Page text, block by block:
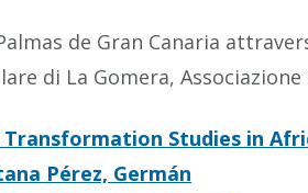
de Gran Canaria
di La Gomera,
Studies in
Pérez, Germán